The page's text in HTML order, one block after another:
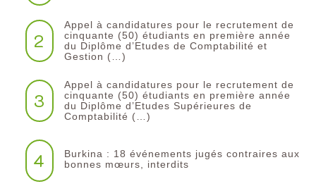
2
Appel à candidatures pour le recrutement de
cinquante (50) étudiants en première année
du Diplôme d’Etudes de Comptabilité et
Gestion (…)
3
Appel à candidatures pour le recrutement de
cinquante (50) étudiants en première année
du Diplôme d’Etudes Supérieures de
Comptabilité (…)
4
Burkina : 18 événements jugés contraires aux
bonnes mœurs, interdits